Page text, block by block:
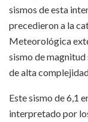
sismos de esta
precedieron a la
Meteorológica
sismo de magnitud
de alta
Este sismo de 6,1
interpretado por